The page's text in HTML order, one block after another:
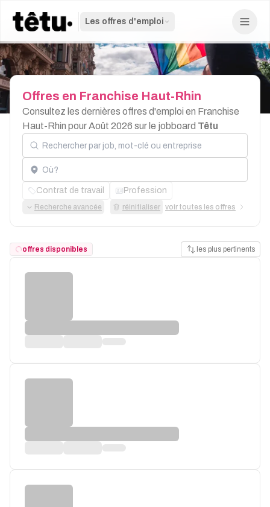
Les offres d'emploi
Offres en Franchise Haut-Rhin
Consultez les dernières offres d'emploi en Franchise
Haut-Rhin pour Août 2026 sur le jobboard Têtu
Rechercher par job, mot-clé ou entreprise
Localisation
Contrat de travail Profession
Recherche avancée réinitialiser voir toutes les offres
offres disponibles les plus pertinents